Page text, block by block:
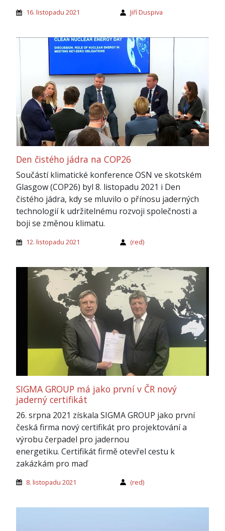
16. listopadu 2021 Jiří Duspiva
Den čistého jádra na COP26
Součástí klimatické konference OSN ve skotském
Glasgow (COP26) byl 8. listopadu 2021 i Den
čistého jádra, kdy se mluvilo o přínosu jaderných
technologií k udržitelnému rozvoji společnosti a
boji se změnou klimatu.
12. listopadu 2021 (red)
SIGMA GROUP má jako první v ČR nový
jaderný certifikát
26. srpna 2021 získala SIGMA GROUP jako první
česká firma nový certifikát pro projektování a
výrobu čerpadel pro jadernou
energetiku. Certifikát firmě otevřel cestu k
zakázkám pro maď
8. listopadu 2021 (red)